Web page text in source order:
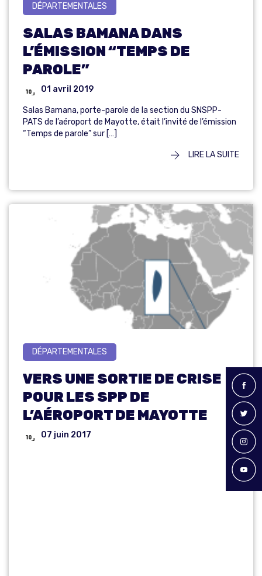
DÉPARTEMENTALES
SALAS BAMANA DANS
L’ÉMISSION “TEMPS DE
PAROLE”
01 avril 2019
Salas Bamana, porte-parole de la section du SNSPP-
PATS de l’aéroport de Mayotte, était l’invité de l’émission
“Temps de parole” sur […]
LIRE LA SUITE
DÉPARTEMENTALES
VERS UNE SORTIE DE CRISE
POUR LES SPP DE
L’AÉROPORT DE MAYOTTE
07 juin 2017